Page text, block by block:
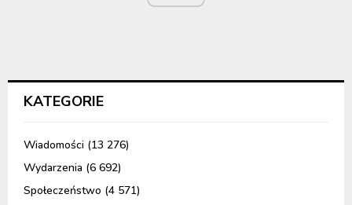
KATEGORIE
Wiadomości (13 276)
Wydarzenia (6 692)
Społeczeństwo (4 571)